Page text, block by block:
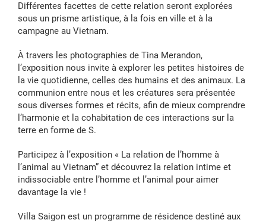
Différentes facettes de cette relation seront explorées
sous un prisme artistique, à la fois en ville et à la
campagne au Vietnam.
À travers les photographies de Tina Merandon,
l’exposition nous invite à explorer les petites histoires de
la vie quotidienne, celles des humains et des animaux. La
communion entre nous et les créatures sera présentée
sous diverses formes et récits, afin de mieux comprendre
l’harmonie et la cohabitation de ces interactions sur la
terre en forme de S.
Participez à l’exposition « La relation de l’homme à
l’animal au Vietnam” et découvrez la relation intime et
indissociable entre l’homme et l’animal pour aimer
davantage la vie !
Villa Saigon est un programme de résidence destiné aux